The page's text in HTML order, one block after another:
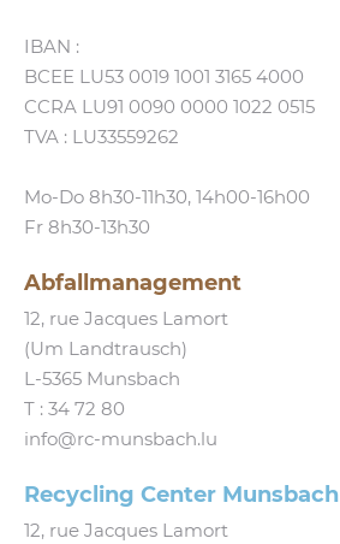
IBAN :
BCEE LU53 0019 1001 3165 4000
CCRA LU91 0090 0000 1022 0515
TVA : LU33559262
Mo-Do 8h30-11h30, 14h00-16h00
Fr 8h30-13h30
Abfallmanagement
12, rue Jacques Lamort
(Um Landtrausch)
L‑5365 Munsbach
T : 34 72 80
info@​rc-​munsbach.​lu
Recycling Center Munsbach
12, rue Jacques Lamort